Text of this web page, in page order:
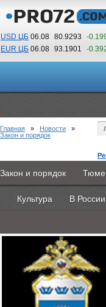
USD ЦБ 06.08 80.9293 -
EUR ЦБ 06.08 93.1901 -
19
По Гринвичу
Главная Новости
Каталоги 9PS
Закон и порядок
Культура В России
Главная » Новости »
Закон и порядок
В Заводоуковске
баннеры